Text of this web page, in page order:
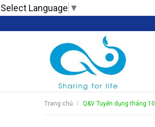
Select Language ▼
Trang chủ / Q&V Tuyển dụng tháng 10